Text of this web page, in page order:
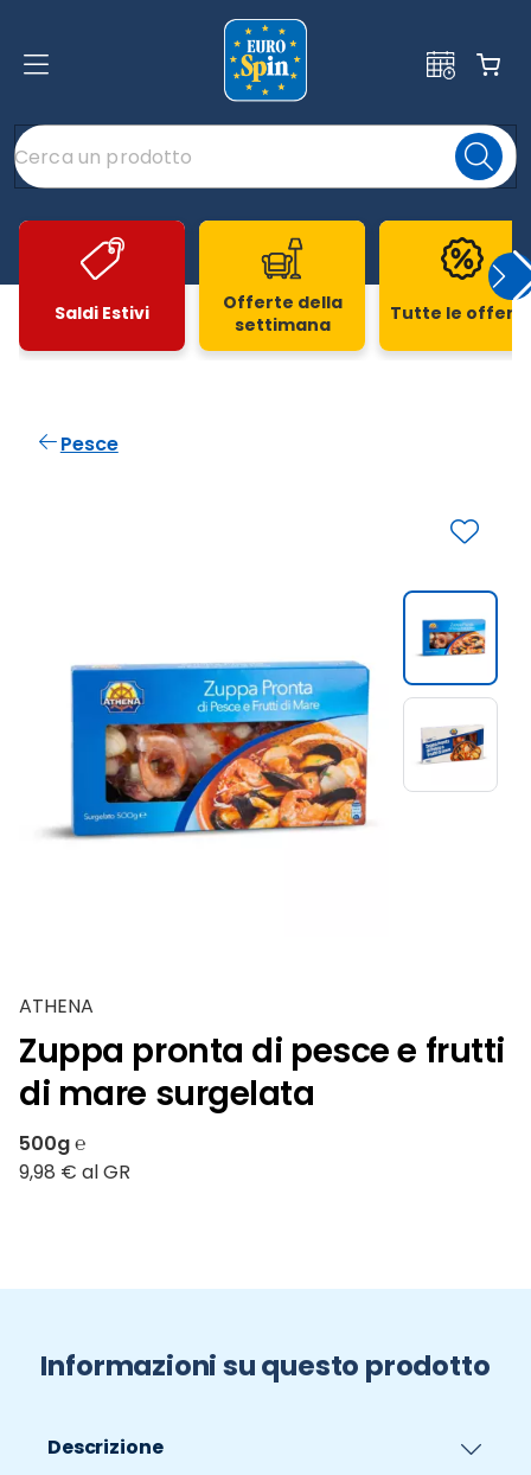
Saldi Estivi
Offerte della
settimana
Tutte le
Pesce
ATHENA
Zuppa pronta di pesce e frutti
di mare surgelata
500g ℮
9,98 € al GR
Informazioni su questo prodotto
Descrizione